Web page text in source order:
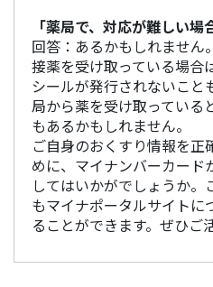
「薬局で、対応が難しい場
回答：あるかもしれません
接薬を受け取っている場合
シールが発行されないこと
局から薬を受け取っている
もあるかもしれません。
ご自身のおくすり情報を正
めに、マイナンバーカード
してはいかがでしょうか
もマイナポータルサイトに
ることができます。ぜひご